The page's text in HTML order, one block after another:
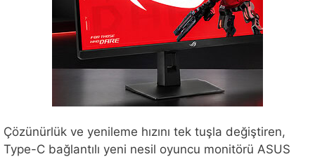
Çözünürlük ve yenileme hızını tek tuşla değiştiren,
Type-C bağlantılı yeni nesil oyuncu monitörü ASUS